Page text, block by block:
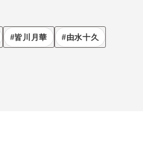
皆川月華 由水十久